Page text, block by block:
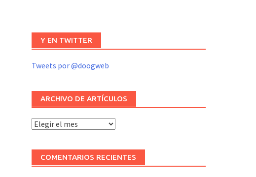
Y EN TWITTER
Tweets por @doogweb
ARCHIVO DE ARTÍCULOS
Archivo
artículos
COMENTARIOS RECIENTES